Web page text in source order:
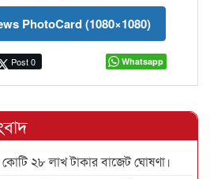
PhotoCard (1080×1080)
Post 0 Whatsapp
২৮ লাখ টাকার বাজেট ঘোষণা।